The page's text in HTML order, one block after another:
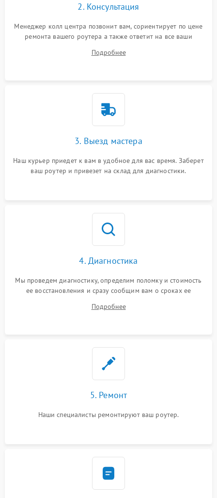
2. Консультация
Менеджер колл центра позвонит вам, сориентирует по цене
ремонта вашего роутера а также ответит на все ваши
Подробнее
3. Выезд мастера
Наш курьер приедет к вам в удобное для вас время. Заберет
ваш роутер и привезет на склад для диагностики.
4. Диагностика
Мы проведем диагностику, определим поломку и стоимость
ее восстановления и сразу сообщим вам о сроках ее
Подробнее
5. Ремонт
Наши специалисты ремонтируют ваш роутер.